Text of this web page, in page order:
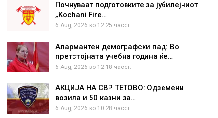
Почнуваат подготовките за јубилејниот
„Kochani Fire…
6 Aug, 2026 во 12:25 часот.
Алармантен демографски пад: Во
претстојната учебна година ќе…
6 Aug, 2026 во 12:18 часот.
АКЦИЈА НА СВР ТЕТОВО: Одземени
возила и 50 казни за…
6 Aug, 2026 во 10:28 часот.